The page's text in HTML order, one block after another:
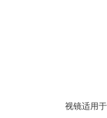
视镜适用